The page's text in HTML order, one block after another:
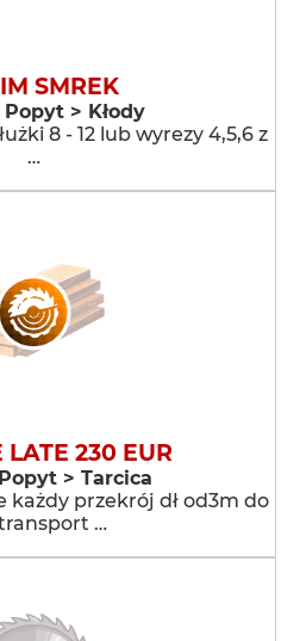
SMREK
> Kłody
8 - 12 lub wyrezy 4,5,6 z
…
LATE 230 EUR
> Tarcica
każdy przekrój dł od3m do
…